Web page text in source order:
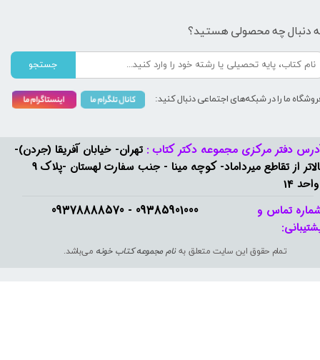
09385901000 - 09378888570​​​​​​​
دفتر مرکزی مجموعه دکتر کتاب : تهران- خیابان آفریقا (جردن)-
بالاتر از تقاطع میرداماد- کوچه مینا - جنب سفارت لهستان -پلاک 9
14
تمام حقوق این سایت متعلق بهنام مجموعه کتاب خونه می‌باشد.
تماس و
دنبال چه محصولی هستید؟
جستجو
ما را در شبکه‌های اجتماعی دنبال کنید: